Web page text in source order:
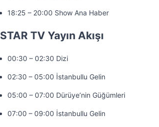
18:25 – 20:00 Show Ana Haber
STAR TV Yayın Akışı
00:30 – 02:30 Dizi
02:30 – 05:00 İstanbullu Gelin
05:00 – 07:00 Dürüye’nin Güğümleri
07:00 – 09:00 İstanbullu Gelin